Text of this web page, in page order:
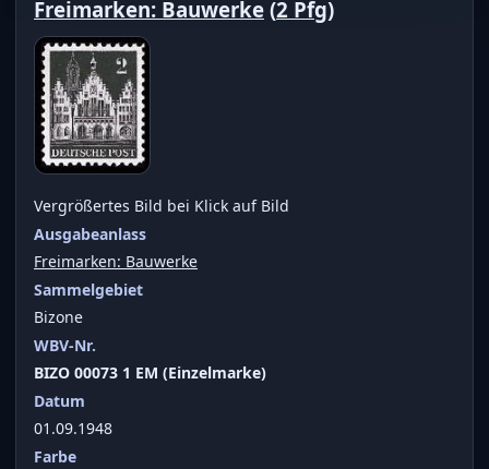
Freimarken: Bauwerke (2 Pfg)
Vergrößertes Bild bei Klick auf Bild
Ausgabeanlass
Freimarken: Bauwerke
Sammelgebiet
Bizone
WBV-Nr.
BIZO 00073 1 EM (Einzelmarke)
Datum
01.09.1948
Farbe